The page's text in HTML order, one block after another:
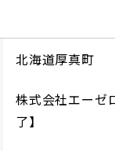
北海道厚真町
株式会社エーゼ
了】